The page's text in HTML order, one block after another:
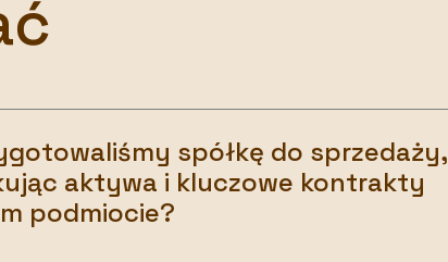
spółkę do sprzedaży,
aktywa i kluczowe kontrakty
podmiocie?